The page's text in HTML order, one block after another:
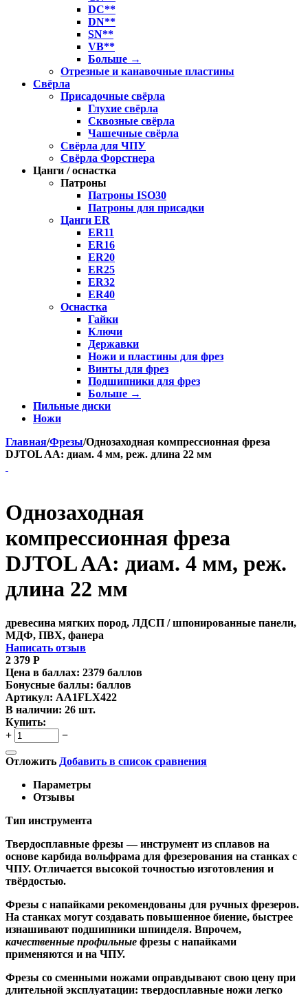
DC**
DN**
SN**
VB**
Больше →
Отрезные и канавочные пластины
Свёрла
Присадочные свёрла
Глухие свёрла
Сквозные свёрла
Чашечные свёрла
Свёрла для ЧПУ
Свёрла Форстнера
Цанги / оснастка
Патроны
Патроны ISO30
Патроны для присадки
Цанги ER
ER11
ER16
ER20
ER25
ER32
ER40
Оснастка
Гайки
Ключи
Державки
Ножи и пластины для фрез
Винты для фрез
Подшипники для фрез
Больше →
Пильные диски
Ножи
Главная/Фрезы/Однозаходная компрессионная фреза
DJTOL AA: диам. 4 мм, реж. длина 22 мм
Однозаходная
компрессионная фреза
DJTOL AA: диам. 4 мм, реж.
длина 22 мм
древесина мягких пород, ЛДСП / шпонированные панели,
МДФ, ПВХ, фанера
Написать отзыв
2 379 Р
Цена в баллах: 2379 баллов
Бонусные баллы: баллов
Артикул: AA1FLX422
В наличии: 26 шт.
Купить:
+
−
Отложить Добавить в список сравнения
Параметры
Отзывы
Тип инструмента
Твердосплавные фрезы — инструмент из сплавов на
основе карбида вольфрама для фрезерования на станках с
ЧПУ. Отличается высокой точностью изготовления и
твёрдостью.
Фрезы с напайками рекомендованы для ручных фрезеров.
На станках могут создавать повышенное биение, быстрее
изнашивают подшипники шпинделя. Впрочем,
качественные профильные фрезы с напайками
применяются и на ЧПУ.
Фрезы со сменными ножами оправдывают свою цену при
длительной эксплуатации: твердосплавные ножи легко